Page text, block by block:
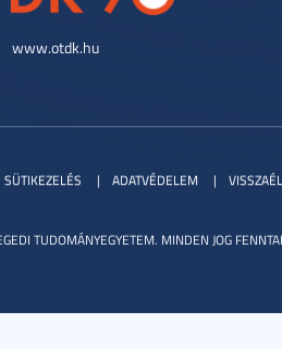
www.otdk.hu
TUDOMÁNYEGYETEM. MINDEN JOG
SÜTIKEZELÉS ADATVÉDELEM